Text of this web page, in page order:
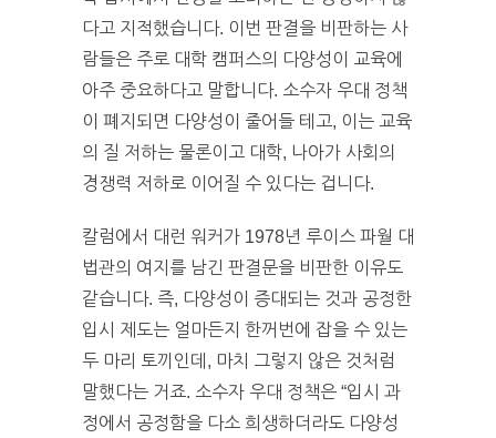
다고 지적했습니다. 이번 판결을 비판하는 사
람들은 주로 대학 캠퍼스의 다양성이 교육에
아주 중요하다고 말합니다. 소수자 우대 정책
이 폐지되면 다양성이 줄어들 테고, 이는 교육
의 질 저하는 물론이고 대학, 나아가 사회의
경쟁력 저하로 이어질 수 있다는 겁니다.
칼럼에서 대런 워커가 1978년 루이스 파월 대
법관의 여지를 남긴 판결문을 비판한 이유도
같습니다. 즉, 다양성이 증대되는 것과 공정한
입시 제도는 얼마든지 한꺼번에 잡을 수 있는
두 마리 토끼인데, 마치 그렇지 않은 것처럼
말했다는 거죠. 소수자 우대 정책은 “입시 과
정에서 공정함을 다소 희생하더라도 다양성